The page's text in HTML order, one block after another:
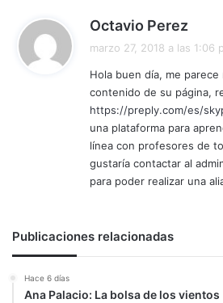
Octavio Perez
e
:
marzo 27, 2018 a las 1:06
Hola buen día, me
contenido de su página,
https://preply.com/es/
una plataforma para
línea con profesores de
gustaría contactar al
para poder realizar una
Publicaciones relacionadas
Hace 6 días
Ana Palacio: La bolsa de los vientos